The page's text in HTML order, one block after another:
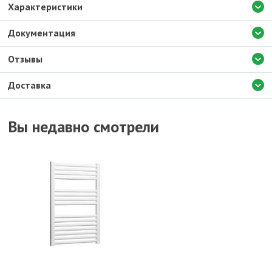
Доставка
Характеристики
Документация
Отзывы
Вы недавно смотрели